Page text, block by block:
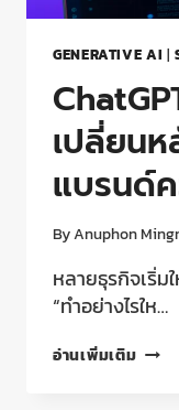
GENERATIVE AI |
เปลี่ยนห
แบรนด์ค
ByAnuphon
หลายธุรกิจเริ่
“ทำอย่างไรให…
อ่านเพิ่มเติม